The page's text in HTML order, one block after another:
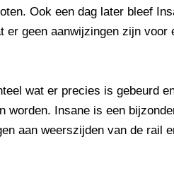
Ook een dag later bleef
er geen aanwijzingen zijn voor
wat er precies is gebeurd
worden. Insane is een
aan weerszijden van de rail